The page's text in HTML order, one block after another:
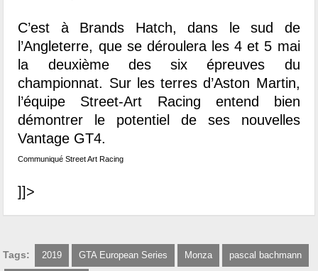
C’est à Brands Hatch, dans le sud de
l’Angleterre, que se déroulera les 4 et 5 mai
la deuxième des six épreuves du
championnat. Sur les terres d’Aston Martin,
l’équipe Street-Art Racing entend bien
démontrer le potentiel de ses nouvelles
Vantage GT4.
Communiqué Street Art Racing
]]>
Tags: 2019 GTA European Series Monza pascal bachmann